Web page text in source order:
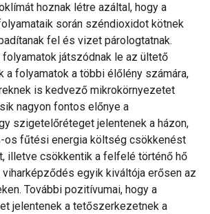
hoznak létre azáltal, hogy a
során széndioxidot kötnek
fel és vizet párologtatnak.
játszódnak le az ültető
a folyamatok a többi élőlény számára,
is kedvező mikrokörnyezetet
nagyon fontos előnye a
szigetelőréteget jelentenek a házon,
os fűtési energia költség csökkenést
illetve csökkentik a felfelé történő hő
egyik kiváltója erősen az
További pozitívumai, hogy a
jelentenek a tetőszerkezetnek a